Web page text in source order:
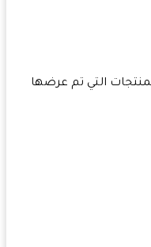
التي تم عرضها